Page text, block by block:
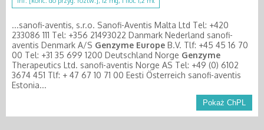
...sanofi-aventis, s.r.o. Sanofi-Aventis Malta Ltd Tel: +420
233086 111 Tel: +356 21493022 Danmark Nederland sanofi-
aventis Denmark A/S Genzyme Europe B.V. Tlf: +45 45 16 70
00 Tel: +31 35 699 1200 Deutschland Norge Genzyme
Therapeutics Ltd. sanofi-aventis Norge AS Tel: +49 (0) 6102
3674 451 Tlf: + 47 67 10 71 00 Eesti Österreich sanofi-aventis
Estonia...
Pokaż ChPL